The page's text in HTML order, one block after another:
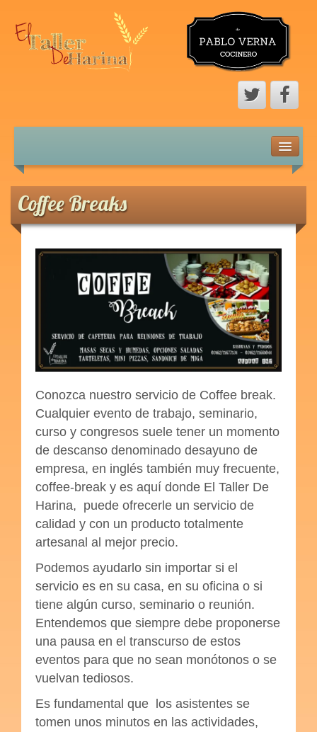
Mi Perfil
Trayectoria
Novedades e Info
Comprar
Mi cuenta
Contacto
Coffee Breaks
Conozca nuestro servicio de Coffee break.
Cualquier evento de trabajo, seminario,
curso y congresos suele tener un momento
de descanso denominado desayuno de
empresa, en inglés también muy frecuente,
coffee-break y es aquí donde El Taller De
Harina, puede ofrecerle un servicio de
calidad y con un producto totalmente
artesanal al mejor precio.
Podemos ayudarlo sin importar si el
servicio es en su casa, en su oficina o si
tiene algún curso, seminario o reunión.
Entendemos que siempre debe proponerse
una pausa en el transcurso de estos
eventos para que no sean monótonos o se
vuelvan tediosos.
Es fundamental que los asistentes se
tomen unos minutos en las actividades,